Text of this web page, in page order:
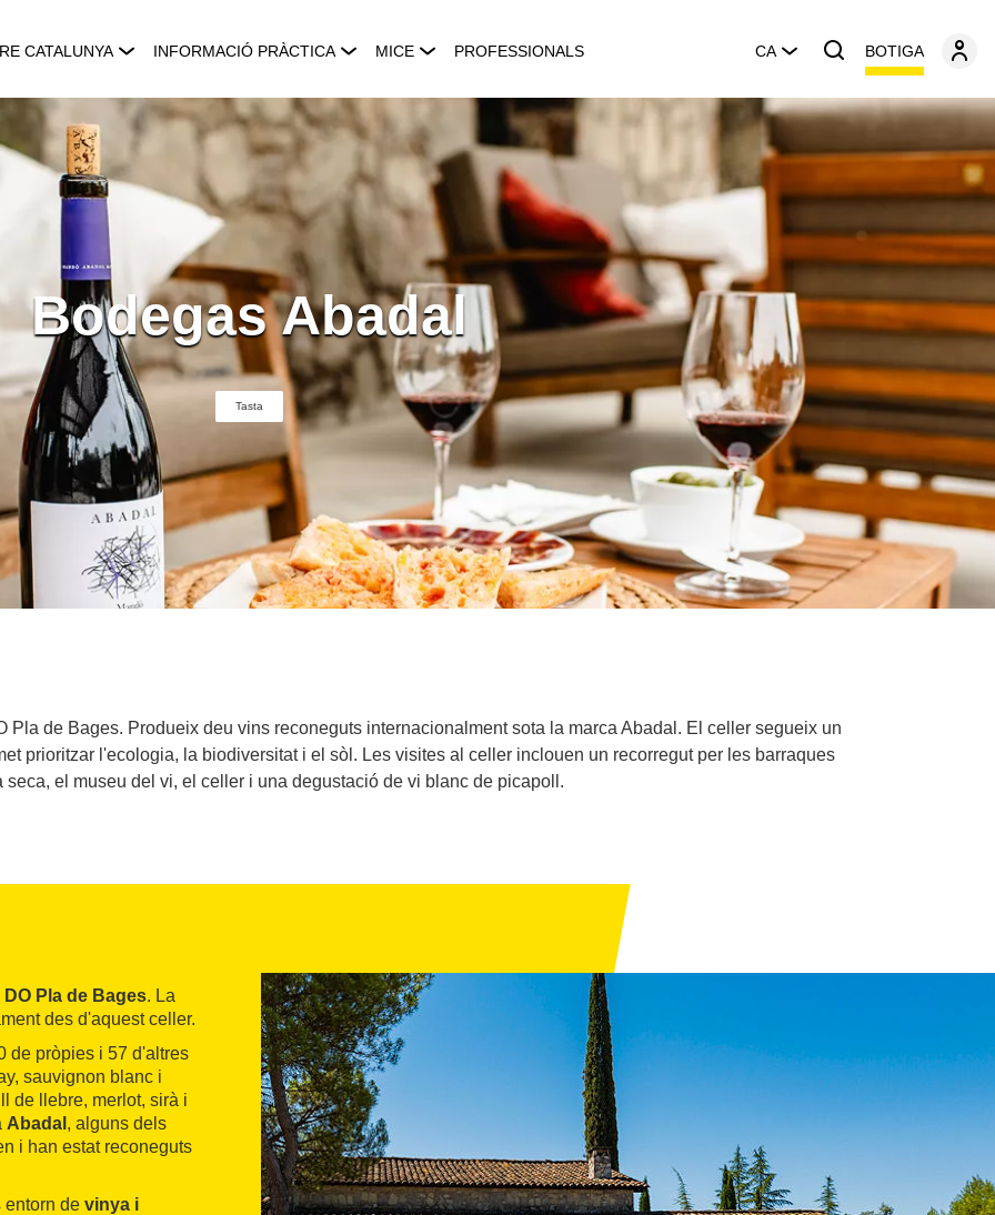
CATALUNYA INFORMACIÓ PRÀCTICA MICE PROFESSIONALS CA BOTIGA
Bodegas Abadal
Tasta
Pla de Bages. Produeix deu vins reconeguts internacionalment sota la marca Abadal. El celler segueix un
prioritzar l'ecologia, la biodiversitat i el sòl. Les visites al celler inclouen un recorregut per les barraques
seca, el museu del vi, el celler i una degustació de vi blanc de picapoll.
DO Pla de Bages. La
des d'aquest celler.
de pròpies i 57 d'altres
sauvignon blanc i
de llebre, merlot, sirà i
Abadal , alguns dels
i han estat reconeguts
entorn de vinya i